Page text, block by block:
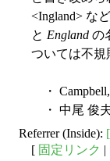
<Ingland> な
と England の
ついては不規
・
・ 中尾 俊
Referrer (Inside):
[ 固定リンク |